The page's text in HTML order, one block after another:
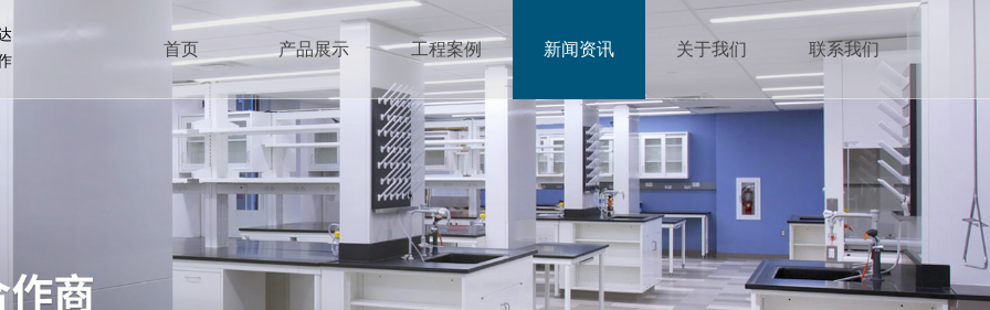
首页 产品展示 工程案例 新闻资讯 关于我们 联系我们